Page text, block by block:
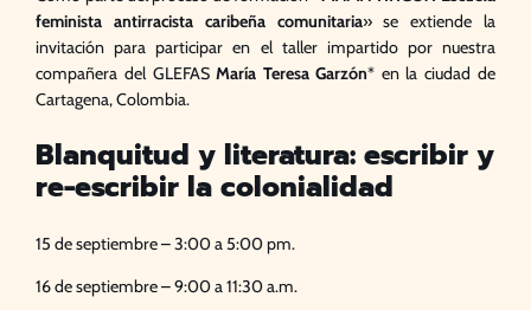
feminista antirracista caribeña comunitaria» se extiende la
invitación para participar en el taller impartido por nuestra
compañera del GLEFASMaría Teresa Garzón* en la ciudad de
Cartagena, Colombia.
Blanquitud y literatura: escribir y
re-escribir la colonialidad
15 de septiembre – 3:00 a 5:00 pm.
16 de septiembre – 9:00 a 11:30 a.m.